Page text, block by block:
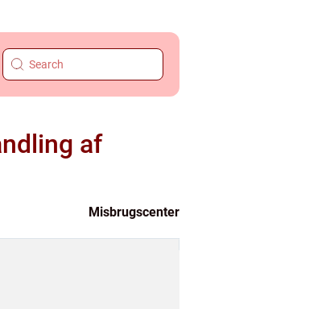
af
Misbrugscenter